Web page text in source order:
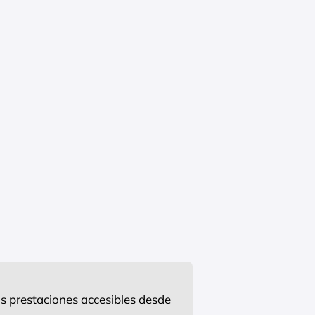
prestaciones accesibles desde